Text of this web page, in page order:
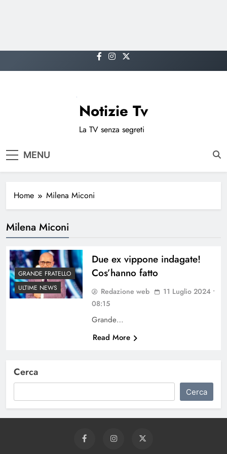
to
Notizie Tv
La TV senza segreti
MENU
Home Milena Miconi
Milena Miconi
GRANDE FRATELLO
ULTIME NEWS
Due ex vippone indagate!
Cos’hanno fatto
Redazione web
11 Luglio 2024 •
08:15
Grande…
Read More
Cerca
Cerca